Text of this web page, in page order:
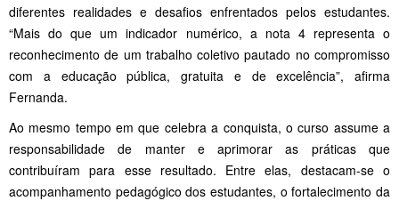
diferentes realidades e desafios enfrentados pelos estudantes.
“Mais do que um indicador numérico, a nota 4 representa o
reconhecimento de um trabalho coletivo pautado no compromisso
com a educação pública, gratuita e de excelência”, afirma
Fernanda.
Ao mesmo tempo em que celebra a conquista, o curso assume a
responsabilidade de manter e aprimorar as práticas que
contribuíram para esse resultado. Entre elas, destacam-se o
acompanhamento pedagógico dos estudantes, o fortalecimento da